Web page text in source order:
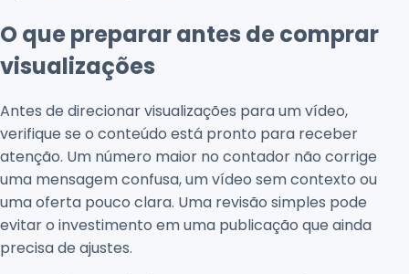
O que preparar antes de comprar
visualizações
Antes de direcionar visualizações para um vídeo,
verifique se o conteúdo está pronto para receber
atenção. Um número maior no contador não corrige
uma mensagem confusa, um vídeo sem contexto ou
uma oferta pouco clara. Uma revisão simples pode
evitar o investimento em uma publicação que ainda
precisa de ajustes.